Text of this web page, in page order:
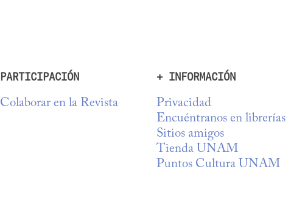
PARTICIPACIÓN
Colaborar en la Revista
+ INFORMACIÓN
Privacidad
Encuéntranos en librerías
Sitios amigos
Tienda UNAM
Puntos Cultura UNAM